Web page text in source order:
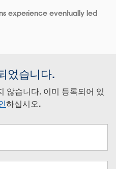
experience eventually led
었습니다.
않습니다. 이미 등록되어 있
하십시오.